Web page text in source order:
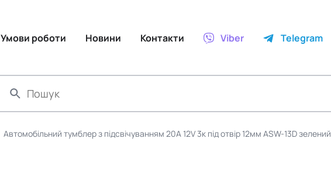
Умови роботи Новини Контакти Viber Telegram
Автомобільний тумблер з підсвічуванням 20A 12V 3к під отвір 12мм ASW-13D зелений